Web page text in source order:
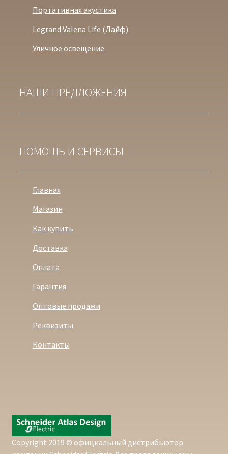
Портативная акустика
Legrand Valena Life (Лайф)
Уличное освещение
НАШИ ПРЕДЛОЖЕНИЯ
ПОМОЩЬ И СЕРВИСЫ
Главная
Магазин
Как купить
Доставка
Оплата
Гарантия
Оптовые продажи
Реквизиты
Контакты
Copyright 2019 © официальный дистрибьютор